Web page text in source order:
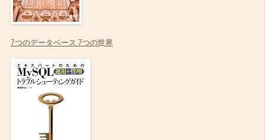
7つのデータベース 7つの世界